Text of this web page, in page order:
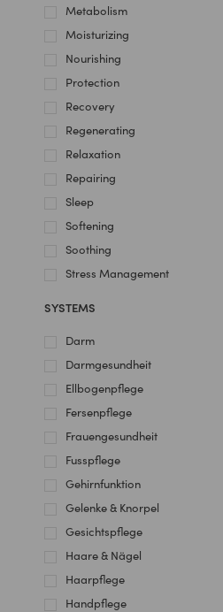
Metabolism
Moisturizing
Nourishing
Protection
Recovery
Regenerating
Relaxation
Repairing
Sleep
Softening
Soothing
Stress Management
SYSTEMS
Darm
Darmgesundheit
Ellbogenpflege
Fersenpflege
Frauengesundheit
Fusspflege
Gehirnfunktion
Gelenke & Knorpel
Gesichtspflege
Haare & Nägel
Haarpflege
Handpflege